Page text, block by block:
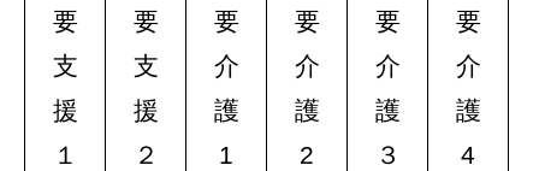
要
支
援
１
要
支
援
２
要
介
護
1
要
介
護
2
要
介
護
３
要
介
護
4